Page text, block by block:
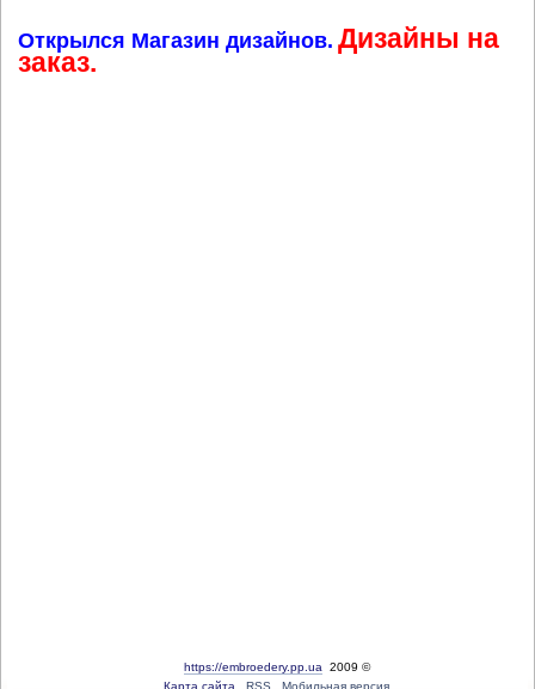
Открылся Магазин дизайнов. Дизайны на
заказ.
https://embroedery.pp.ua 2009 ©
Карта сайта
RSS Мобильная версия